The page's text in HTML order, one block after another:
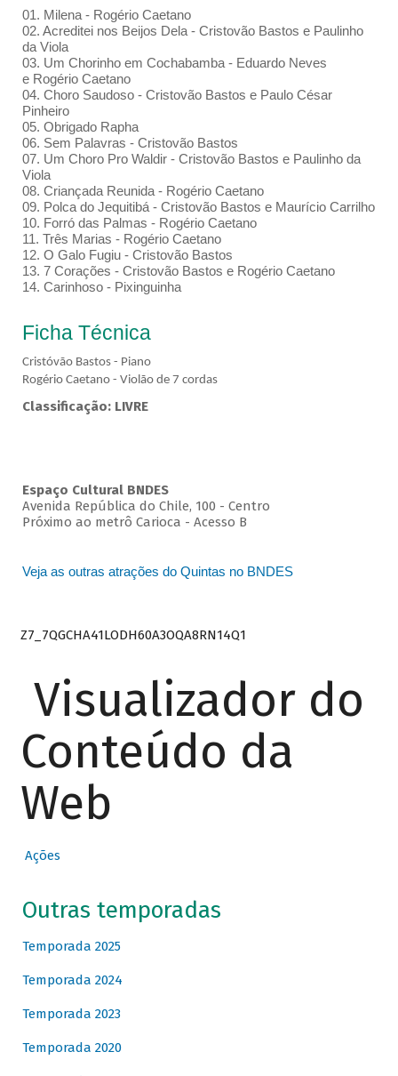
01. Milena - Rogério Caetano
02. Acreditei nos Beijos Dela - Cristovão Bastos e Paulinho
da Viola
03. Um Chorinho em Cochabamba - Eduardo Neves
e Rogério Caetano
04. Choro Saudoso - Cristovão Bastos e Paulo César
Pinheiro
05. Obrigado Rapha
06. Sem Palavras - Cristovão Bastos
07. Um Choro Pro Waldir - Cristovão Bastos e Paulinho da
Viola
08. Criançada Reunida - Rogério Caetano
09. Polca do Jequitibá - Cristovão Bastos e Maurício Carrilho
10. Forró das Palmas - Rogério Caetano
11. Três Marias - Rogério Caetano
12. O Galo Fugiu - Cristovão Bastos
13. 7 Corações - Cristovão Bastos e Rogério Caetano
14. Carinhoso - Pixinguinha
Ficha Técnica
Cristóvão Bastos - Piano
Rogério Caetano - Violão de 7 cordas
Classificação: LIVRE
Espaço Cultural BNDES
Avenida República do Chile, 100 - Centro
Próximo ao metrô Carioca - Acesso B
Veja as outras atrações do Quintas no BNDES
Z7_7QGCHA41LODH60A3OQA8RN14Q1
Visualizador do
Conteúdo da
Web
Ações
Outras temporadas
Temporada 2025
Temporada 2024
Temporada 2023
Temporada 2020